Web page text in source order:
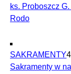
ks. Proboszcz
Rodo
SAKRAMENTY4
Sakramenty w